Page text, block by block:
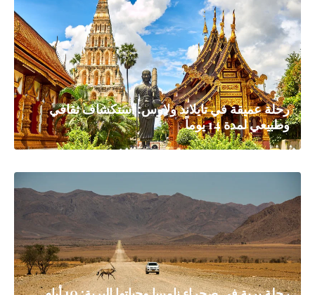
رحلة عميقة في تايلاند ولاوس: استكشاف ثقافي
وطبيعي لمدة 14 يوماً